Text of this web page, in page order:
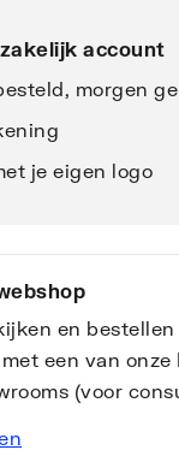
account
morgen
je eigen logo
en
een van onze
(voor